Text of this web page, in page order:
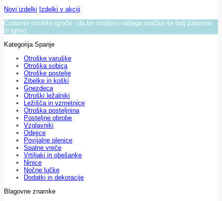
Novi izdelki Izdelki v akciji
Čudovite otroške igrače - da bo otroštvo vašega malčka še bolj zabavno
in igrivo.
Kategorija Spanje
Otroške varuške
Otroška sobica
Otroške postelje
Zibelke in koški
Gnezdeca
Otroški ležalniki
Ležišča in vzmetnice
Otroška posteljnina
Posteljne obrobe
Vzglavniki
Odejice
Povijalne plenice
Spalne vreče
Vrtiljaki in obešanke
Ninice
Nočne lučke
Dodatki in dekoracije
Blagovne znamke